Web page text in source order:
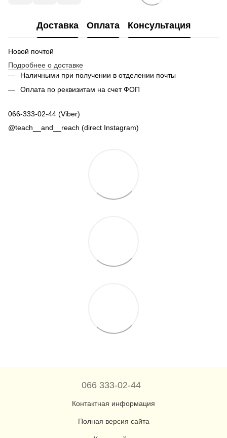
Доставка Оплата Консультация
Новой почтой
Подробнее о доставке
Наличными при получении в отделении почты
Оплата по реквизитам на счет ФОП
066-333-02-44 (Viber)
@teach__and__reach (direct Instagram)
066 333-02-44
Контактная информация
Полная версия сайта